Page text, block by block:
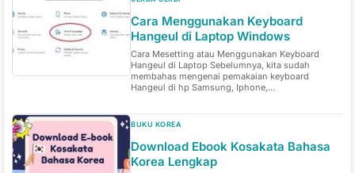
Cara Menggunakan Keyboard
Hangeul di Laptop Windows
Cara Mesetting atau Menggunakan Keyboard
Hangeul di Laptop Sebelumnya, kita sudah
membahas mengenai pemakaian keyboard
Hangeul di hp Samsung, Iphone,...
BUKU KOREA
Download Ebook Kosakata Bahasa
Korea Lengkap